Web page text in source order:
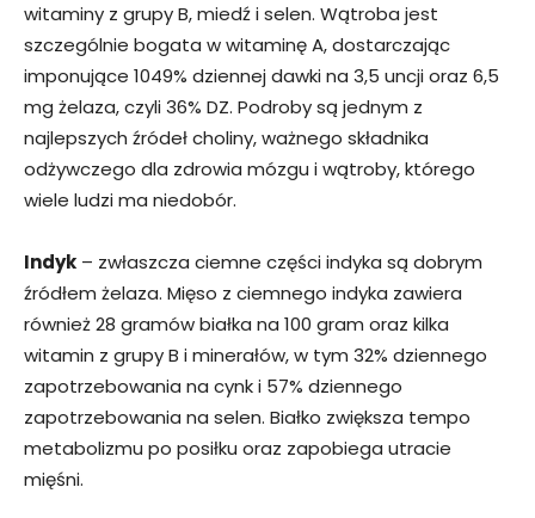
witaminy z grupy B, miedź i selen. Wątroba jest
szczególnie bogata w witaminę A, dostarczając
imponujące 1049% dziennej dawki na 3,5 uncji oraz 6,5 ​​
mg żelaza, czyli 36% DZ. Podroby są jednym z
najlepszych źródeł choliny, ważnego składnika
odżywczego dla zdrowia mózgu i wątroby, którego
wiele ludzi ma niedobór.
Indyk – zwłaszcza ciemne części indyka są dobrym
źródłem żelaza. Mięso z ciemnego indyka zawiera
również 28 gramów białka na 100 gram oraz kilka
witamin z grupy B i minerałów, w tym 32% dziennego
zapotrzebowania na cynk i 57% dziennego
zapotrzebowania na selen. Białko zwiększa tempo
metabolizmu po posiłku oraz zapobiega utracie
mięśni.